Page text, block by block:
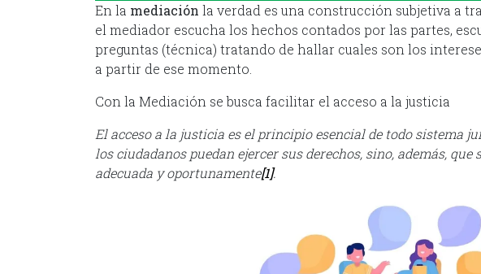
En la mediación la verdad es una construcción subjetiva a
el mediador escucha los hechos contados por las partes,
preguntas (técnica) tratando de hallar cuales son los
a partir de ese momento.
Con la Mediación se busca facilitar el acceso a la justicia
El acceso a la justicia es el principio esencial de todo sistema
los ciudadanos puedan ejercer sus derechos, sino, además,
adecuada y oportunamente[1].